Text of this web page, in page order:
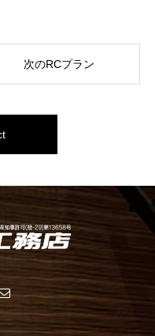
次のRCプラン